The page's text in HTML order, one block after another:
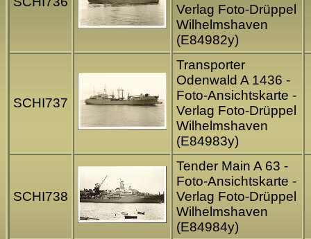
Verlag Foto-Drüppel
Wilhelmshaven
(E84982y)
SCHI737
Transporter
Odenwald A 1436 -
Foto-Ansichtskarte -
Verlag Foto-Drüppel
Wilhelmshaven
(E84983y)
SCHI738
Tender Main A 63 -
Foto-Ansichtskarte -
Verlag Foto-Drüppel
Wilhelmshaven
(E84984y)